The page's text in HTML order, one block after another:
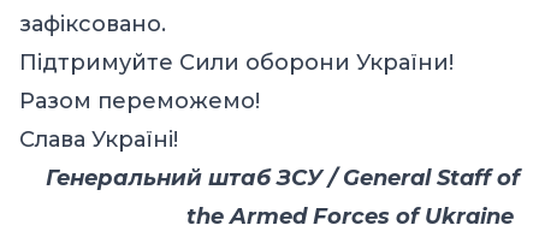
зафіксовано.
Підтримуйте Сили оборони України!
Разом переможемо!
Слава Україні!
Генеральний штаб ЗСУ / General Staff of
the Armed Forces of Ukraine